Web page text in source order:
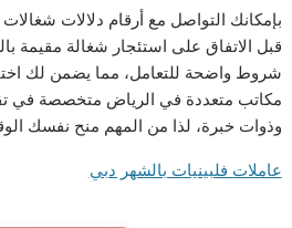
بإمكانك التواصل مع أرقام دلالات
قبل الاتفاق على استئجار شغالة مقيمة
شروط واضحة للتعامل، مما يضمن لك
مكاتب متعددة في الرياض متخصصة في
وذوات خبرة، لذا من المهم منح نفسك
عاملات فلبينيات بالشهر دبي